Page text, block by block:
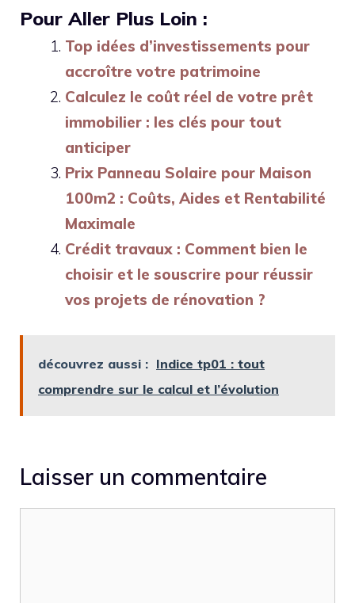
Pour Aller Plus Loin :
Top idées d’investissements pour
accroître votre patrimoine
Calculez le coût réel de votre prêt
immobilier : les clés pour tout
anticiper
Prix Panneau Solaire pour Maison
100m2 : Coûts, Aides et Rentabilité
Maximale
Crédit travaux : Comment bien le
choisir et le souscrire pour réussir
vos projets de rénovation ?
découvrez aussi : Indice tp01 : tout
comprendre sur le calcul et l’évolution
Laisser un commentaire